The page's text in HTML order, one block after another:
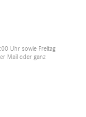
Uhr sowie Freitag
Mail oder ganz